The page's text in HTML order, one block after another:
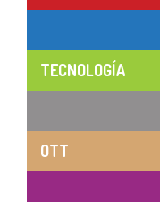
TECNOLOGÍA
OTT